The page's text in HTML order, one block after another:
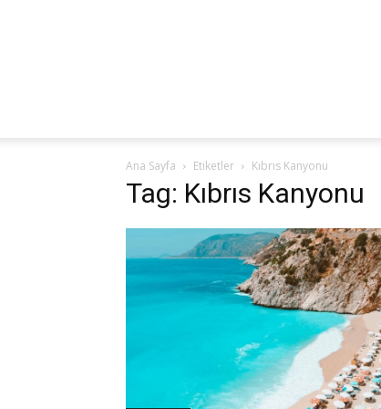
Ana Sayfa Etiketler Kıbrıs Kanyonu
Tag: Kıbrıs Kanyonu